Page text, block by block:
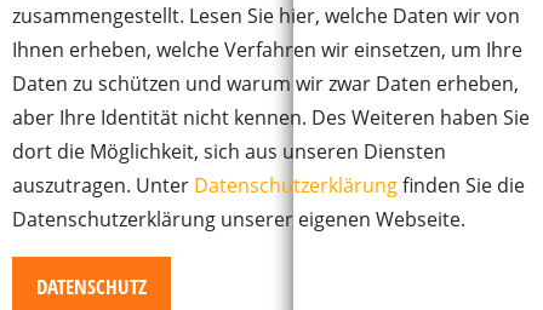
zusammengestellt. Lesen Sie hier, welche Daten wir von
Ihnen erheben, welche Verfahren wir einsetzen, um Ihre
Daten zu schützen und warum wir zwar Daten erheben,
aber Ihre Identität nicht kennen. Des Weiteren haben Sie
dort die Möglichkeit, sich aus unseren Diensten
auszutragen. Unter Datenschutzerklärungfinden Sie die
Datenschutzerklärung unserer eigenen Webseite.
DATENSCHUTZ